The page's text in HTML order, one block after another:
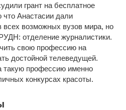
грант на бесплатное
что Анастасии дали
всех возможных вузов мира, но
отделение журналистики.
свою профессию на
достойной телеведущей.
такую профессию именно
конкурсах красоты.